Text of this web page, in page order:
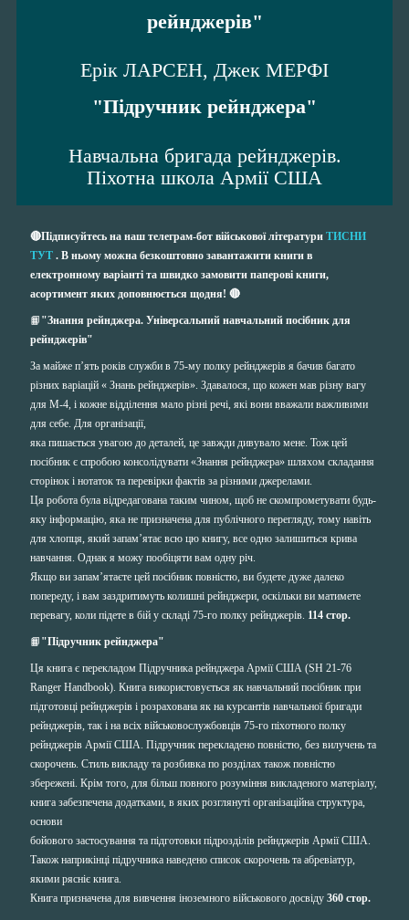
рейнджерів"
Ерік ЛАРСЕН, Джек МЕРФІ
"Підручник рейнджера"
Навчальна бригада рейнджерів.
Піхотна школа Армії США
🔴Підписуйтесь на наш телеграм-бот військової літератури ТИСНИ
ТУТ . В ньому можна безкоштовно завантажити книги в
електронному варіанті та швидко замовити паперові книги,
асортимент яких доповнюється щодня! 🔴
📙 "Знання рейнджера. Універсальний навчальний посібник для
рейнджерів"
За майже п’ять років служби в 75-му полку рейнджерів я бачив багато
різних варіацій « Знань рейнджерів». Здавалося, що кожен мав різну вагу
для М-4, і кожне відділення мало різні речі, які вони вважали важливими
для себе. Для організації,
яка пишається увагою до деталей, це завжди дивувало мене. Тож цей
посібник є спробою консолідувати «Знання рейнджера» шляхом складання
сторінок і нотаток та перевірки фактів за різними джерелами.
Ця робота була відредагована таким чином, щоб не скомпрометувати будь-
яку інформацію, яка не призначена для публічного перегляду, тому навіть
для хлопця, який запам’ятає всю цю книгу, все одно залишиться крива
навчання. Однак я можу пообіцяти вам одну річ.
Якщо ви запам’ятаєте цей посібник повністю, ви будете дуже далеко
попереду, і вам заздритимуть колишні рейнджери, оскільки ви матимете
перевагу, коли підете в бій у складі 75-го полку рейнджерів. 114 стор.
📙 "Підручник рейнджера"
Ця книга є перекладом Підручника рейнджера Армії США (SH 21-76
Ranger Handbook). Книга використовується як навчальний посібник при
підготовці рейнджерів і розрахована як на курсантів навчальної бригади
рейнджерів, так і на всіх військовослужбовців 75-го піхотного полку
рейнджерів Армії США. Підручник перекладено повністю, без вилучень та
скорочень. Стиль викладу та розбивка по розділах також повністю
збережені. Крім того, для більш повного розуміння викладеного матеріалу,
книга забезпечена додатками, в яких розглянуті організаційна структура,
основи
бойового застосування та підготовки підрозділів рейнджерів Армії США.
Також наприкінці підручника наведено список скорочень та абревіатур,
якими рясніє книга.
Книга призначена для вивчення іноземного військового досвіду 360 стор.